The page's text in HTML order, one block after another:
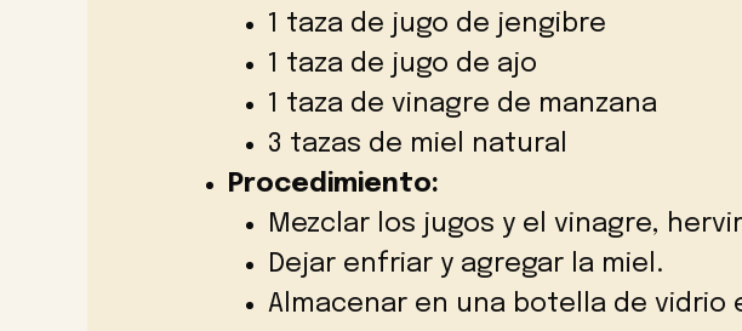
1 taza de jugo de jengibre
1 taza de jugo de ajo
1 taza de vinagre de manzana
3 tazas de miel natural
Procedimiento:
Mezclar los jugos y el vinagre,
Dejar enfriar y agregar la miel.
Almacenar en una botella de vidrio